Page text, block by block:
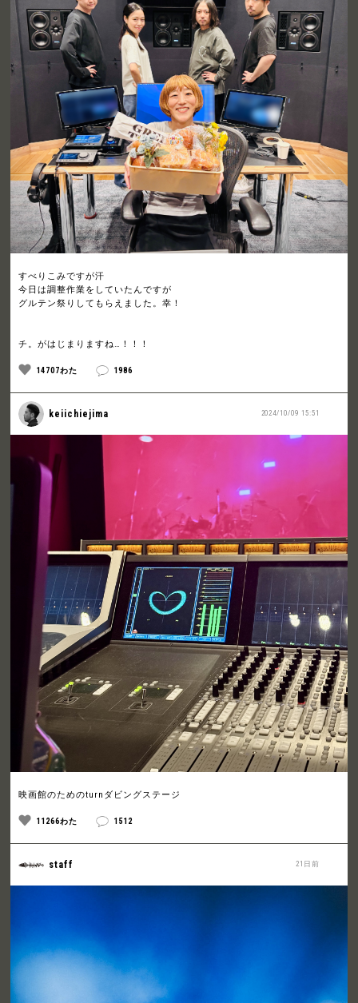
すべりこみですが汗
今日は調整作業をしていたんですが
グルテン祭りしてもらえました。幸！
チ。がはじまりますね…！！！
14707わた 1986
2024/10/09 15:51
keiichiejima
映画館のためのturnダビングステージ
11266わた 1512
21日前
staff